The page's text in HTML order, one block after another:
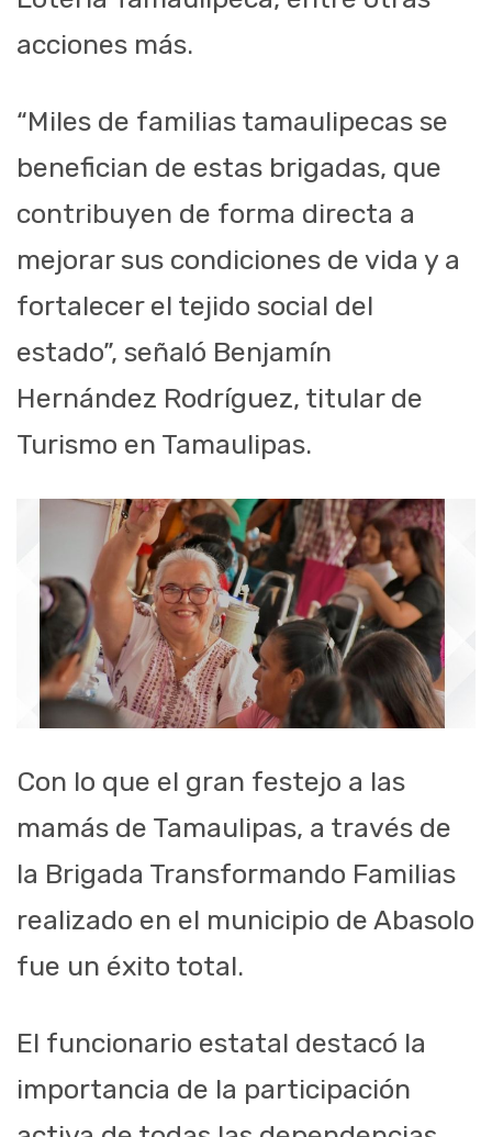
acciones más.
“Miles de familias tamaulipecas se
benefician de estas brigadas, que
contribuyen de forma directa a
mejorar sus condiciones de vida y a
fortalecer el tejido social del
estado”, señaló Benjamín
Hernández Rodríguez, titular de
Turismo en Tamaulipas.
Con lo que el gran festejo a las
mamás de Tamaulipas, a través de
la Brigada Transformando Familias
realizado en el municipio de Abasolo
fue un éxito total.
El funcionario estatal destacó la
importancia de la participación